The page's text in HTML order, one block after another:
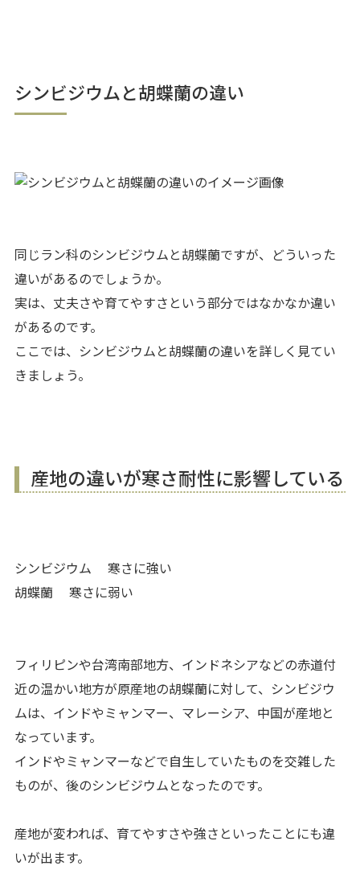
シンビジウムと胡蝶蘭の違い
同じラン科のシンビジウムと胡蝶蘭ですが、どういった
違いがあるのでしょうか。
実は、丈夫さや育てやすさという部分ではなかなか違い
があるのです。
ここでは、シンビジウムと胡蝶蘭の違いを詳しく見てい
きましょう。
産地の違いが寒さ耐性に影響している
シンビジウム 寒さに強い
胡蝶蘭 寒さに弱い
フィリピンや台湾南部地方、インドネシアなどの赤道付
近の温かい地方が原産地の胡蝶蘭に対して、シンビジウ
ムは、インドやミャンマー、マレーシア、中国が産地と
なっています。
インドやミャンマーなどで自生していたものを交雑した
ものが、後のシンビジウムとなったのです。
産地が変われば、育てやすさや強さといったことにも違
いが出ます。